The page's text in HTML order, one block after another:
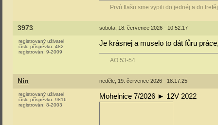
Prvú flašu sme vypili do jednéj a do
3973 sobota, 18. července 2026 - 10:52:17
registrovaný uživatel
číslo příspěvku: 482
registrován: 9-2009
Je krásnej a muselo to dát fůru
AO 53-54
Nin neděle, 19. července 2026 - 18:17:25
registrovaný uživatel
číslo příspěvku: 9816
registrován: 8-2003
Mohelnice 7/2026 ► 12V 2022